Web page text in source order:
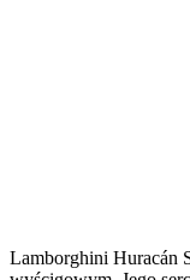
Lamborghini Huracán